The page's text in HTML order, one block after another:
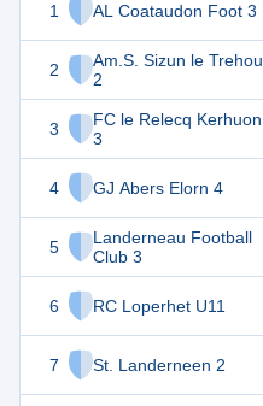
1 AL Coataudon Foot 3
2
Am.S. Sizun le Trehou
2
3
FC le Relecq Kerhuon
3
4 GJ Abers Elorn 4
5
Landerneau Football
Club 3
6 RC Loperhet U11
7 St. Landerneen 2
0 0
0 0
0 0
0
0
0
0